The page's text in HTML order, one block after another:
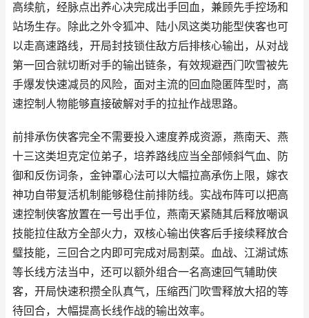
高续航，经脉点出养心决完成出手回血，兼顾先手控场和
站场生存。除此之外令狐冲、陆小凤这类功能型侠客也可
以走高速路线，开局封技锁住敌方后排核心输出，从对战
第一回合就切断对手的输出链条，有效规避西门吹雪被先
手爆发快速减员的风险，面对主流的回血隐匿阵型时，高
速控制人物能够直接破解对手的拉扯作战思路。
前排承伤侠客完全不需要投入速度养成资源，燕南天、燕
十三这类坦克定位弟子，培养路线应当全部倾斜气血、防
御和反伤词条，金钟罩心法可以大幅拉高承伤上限，嫁衣
神功自带复活机制能够稳住前排防线。实战布阵可以把高
速控制侠客放置在一号出手位，燕南天紧随其后释放嘲讽
技能拉住敌方全部火力，双核心输出侠客后手接续释放合
璧技能，三回合之内即可完成对局割菜。血战、江湖试炼
等长线方法当中，还可以额外组合一名高速回气辅助侠
客，开局快速积攒全队真气，压缩西门吹雪释放大招的等
待回合，大幅提高长线作战的输出效率。